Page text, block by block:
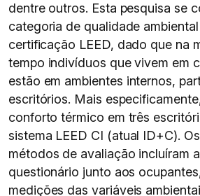
dentre outros. Esta pesquisa se
categoria de qualidade
certificação LEED, dado que na
tempo indivíduos que vivem em
estão em ambientes internos,
escritórios. Mais
conforto térmico em três
sistema LEED CI (atual ID+C).
métodos de avaliação incluíram
questionário junto aos
medições das variáveis